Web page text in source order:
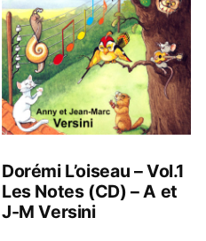
Dorémi L’oiseau – Vol.1
Les Notes (CD) – A et
J-M Versini